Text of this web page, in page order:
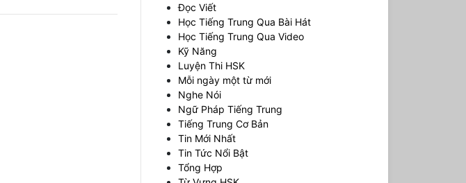
Đọc Viết
Học Tiếng Trung Qua Bài Hát
Học Tiếng Trung Qua Video
Kỹ Năng
Luyện Thi HSK
Mỗi ngày một từ mới
Nghe Nói
Ngữ Pháp Tiếng Trung
Tiếng Trung Cơ Bản
Tin Mới Nhất
Tin Tức Nổi Bật
Tổng Hợp